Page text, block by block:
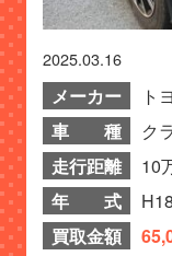
2025.03.16
メーカー
ト
車 種
ク
走行距離
10
年 式
買取金額